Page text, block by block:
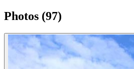
Photos (97)